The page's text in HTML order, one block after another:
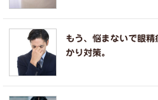
もう、悩まないで眼
かり対策。